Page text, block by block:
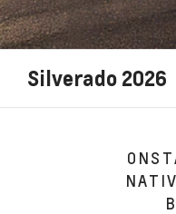
Silverado 2026